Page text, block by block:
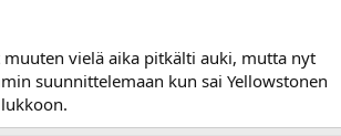
muuten vielä aika pitkälti auki, mutta nyt
suunnittelemaan kun sai Yellowstonen